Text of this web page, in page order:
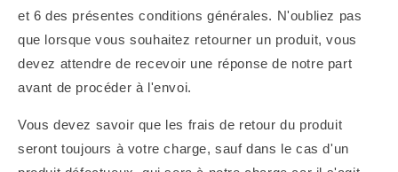
et 6 des présentes conditions générales. N'oubliez pas
que lorsque vous souhaitez retourner un produit, vous
devez attendre de recevoir une réponse de notre part
avant de procéder à l'envoi.
Vous devez savoir que les frais de retour du produit
seront toujours à votre charge, sauf dans le cas d'un